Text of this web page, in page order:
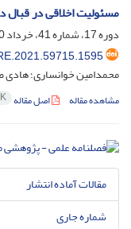
مسئولیت اخلاقی در قبال
دوره 17، شماره 41، خرداد 1400، صفحه
محمدامین خوانساری؛
مشاهده مقاله اصل مقاله
مقالات آماده انتشار
شماره جاری